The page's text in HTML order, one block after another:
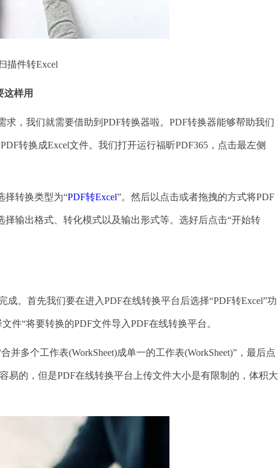
描件转Excel
这样用
，我们就需要借助到PDF转换器啦。PDF转换器能够帮助我们
转换成Excel文件。我们打开运行福昕PDF365，点击最左侧
转换类型为“PDF转Excel”。然后以点击或者拖拽的方式将PDF
输出格式、转化模式以及输出形式等。选好后点击“开始转
。首先我们要在进入PDF在线转换平台后选择“PDF转Excel”功
件“将要转换的PDF文件导入PDF在线转换平台。
多个工作表(WorkSheet)成单一的工作表(WorkSheet)”，最后点
易的，但是PDF在线转换平台上传文件大小是有限制的，体积大